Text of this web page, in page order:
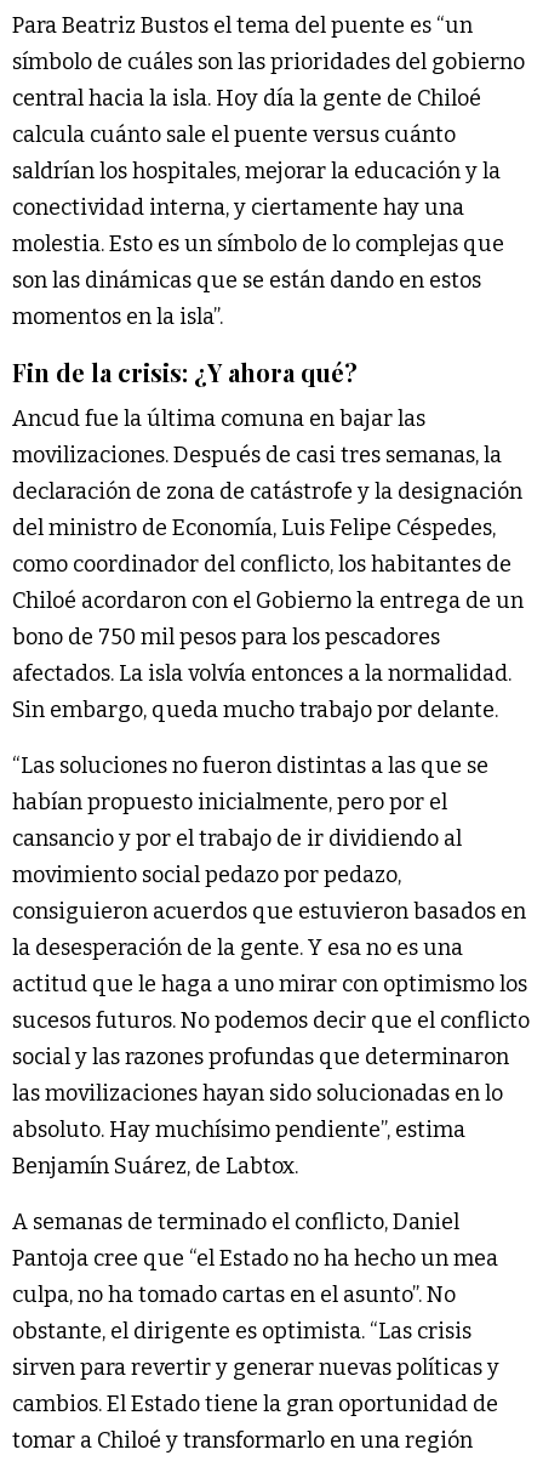
Para Beatriz Bustos el tema del puente es “un
símbolo de cuáles son las prioridades del gobierno
central hacia la isla. Hoy día la gente de Chiloé
calcula cuánto sale el puente versus cuánto
saldrían los hospitales, mejorar la educación y la
conectividad interna, y ciertamente hay una
molestia. Esto es un símbolo de lo complejas que
son las dinámicas que se están dando en estos
momentos en la isla”.
Fin de la crisis: ¿Y ahora qué?
Ancud fue la última comuna en bajar las
movilizaciones. Después de casi tres semanas, la
declaración de zona de catástrofe y la designación
del ministro de Economía, Luis Felipe Céspedes,
como coordinador del conflicto, los habitantes de
Chiloé acordaron con el Gobierno la entrega de un
bono de 750 mil pesos para los pescadores
afectados. La isla volvía entonces a la normalidad.
Sin embargo, queda mucho trabajo por delante.
“Las soluciones no fueron distintas a las que se
habían propuesto inicialmente, pero por el
cansancio y por el trabajo de ir dividiendo al
movimiento social pedazo por pedazo,
consiguieron acuerdos que estuvieron basados en
la desesperación de la gente. Y esa no es una
actitud que le haga a uno mirar con optimismo los
sucesos futuros. No podemos decir que el conflicto
social y las razones profundas que determinaron
las movilizaciones hayan sido solucionadas en lo
absoluto. Hay muchísimo pendiente”, estima
Benjamín Suárez, de Labtox.
A semanas de terminado el conflicto, Daniel
Pantoja cree que “el Estado no ha hecho un mea
culpa, no ha tomado cartas en el asunto”. No
obstante, el dirigente es optimista. “Las crisis
sirven para revertir y generar nuevas políticas y
cambios. El Estado tiene la gran oportunidad de
tomar a Chiloé y transformarlo en una región